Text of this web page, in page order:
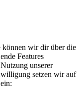
können wir dir über die
Features
unserer
setzen wir auf